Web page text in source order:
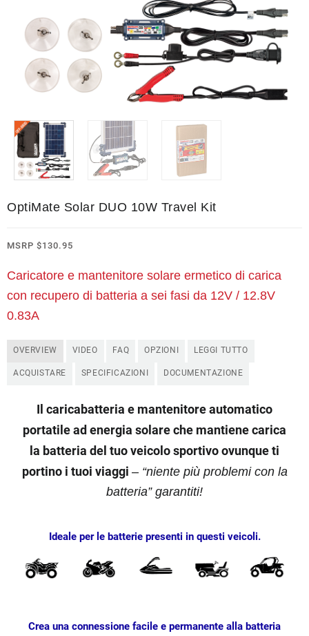
OptiMate Solar DUO 10W Travel Kit
MSRP $130.95
Caricatore e mantenitore solare ermetico di carica
con recupero di batteria a sei fasi da 12V / 12.8V
0.83A
OVERVIEW VIDEO FAQ OPZIONI LEGGI TUTTO
ACQUISTARE SPECIFICAZIONI DOCUMENTAZIONE
Il caricabatteria e mantenitore automatico
portatile ad energia solare che mantiene carica
la batteria del tuo veicolo sportivo ovunque ti
portino i tuoi viaggi – “niente più problemi con la
batteria” garantiti!
Ideale per le batterie presenti in questi veicoli.
Crea una connessione facile e permanente alla batteria